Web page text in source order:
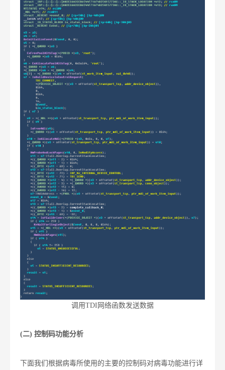
调用TDI网络函数发送数据
(二) 控制码功能分析
下面我们根据病毒所使用的主要的控制码对病毒功能进行详